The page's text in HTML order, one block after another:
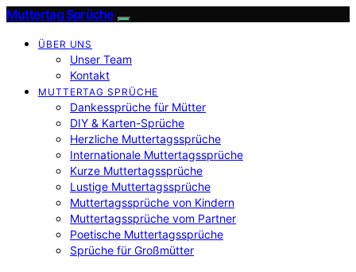
Muttertag Sprüche
ÜBER UNS
Unser Team
Kontakt
MUTTERTAG SPRÜCHE
Dankessprüche für Mütter
DIY & Karten-Sprüche
Herzliche Muttertagssprüche
Internationale Muttertagssprüche
Kurze Muttertagssprüche
Lustige Muttertagssprüche
Muttertagssprüche von Kindern
Muttertagssprüche vom Partner
Poetische Muttertagssprüche
Sprüche für Großmütter